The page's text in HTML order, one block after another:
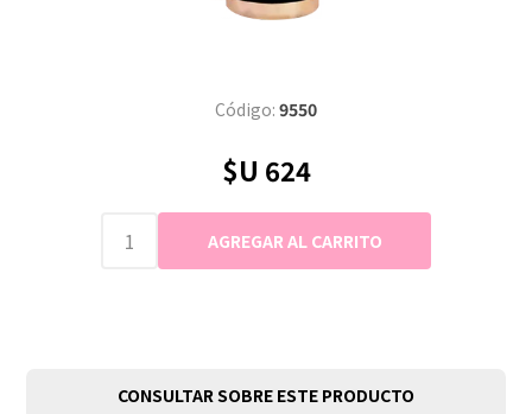
Código: 9550
$U 624
CONSULTAR SOBRE ESTE PRODUCTO